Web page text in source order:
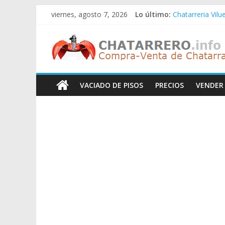
Saltar
contenido
viernes, agosto 7, 2026 Lo último: Chatarreria
Chatarreria
Chatarreria
Chatarreros
–
Precio
VACIADO DE PISOS PRECIOS